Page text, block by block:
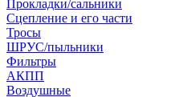
Прокладки/сальники
Сцепление и его части
Тросы
ШРУС/пыльники
Фильтры
АКПП
Воздушные